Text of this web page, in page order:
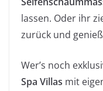
lassen. Oder ihr
zurück und
Wer’s noch
Spa Villas mit